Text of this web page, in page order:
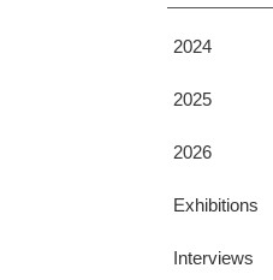
2024
2025
2026
Exhibitions
Interviews